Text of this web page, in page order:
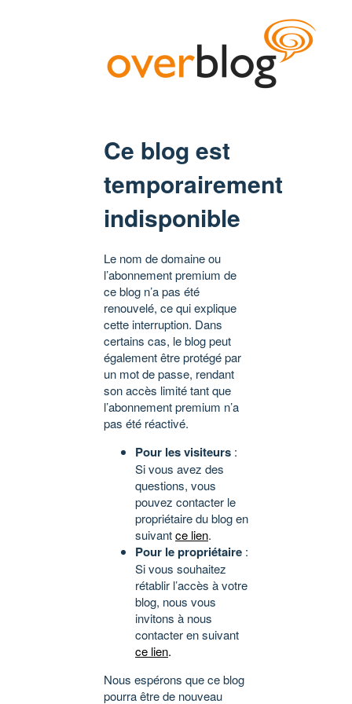
Ce blog est
temporairement
indisponible
Le nom de domaine ou
l’abonnement premium de
ce blog n’a pas été
renouvelé, ce qui explique
cette interruption. Dans
certains cas, le blog peut
également être protégé par
un mot de passe, rendant
son accès limité tant que
l’abonnement premium n’a
pas été réactivé.
Pour les visiteurs :
Si vous avez des
questions, vous
pouvez contacter le
propriétaire du blog en
suivantce lien.
Pour le propriétaire :
Si vous souhaitez
rétablir l’accès à votre
blog, nous vous
invitons à nous
contacter en suivant
ce lien.
Nous espérons que ce blog
pourra être de nouveau